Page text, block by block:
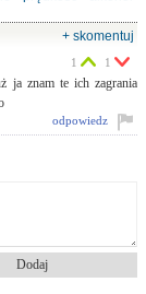
+ skomentuj
ja znam te ich zagrania
1 1
odpowiedz